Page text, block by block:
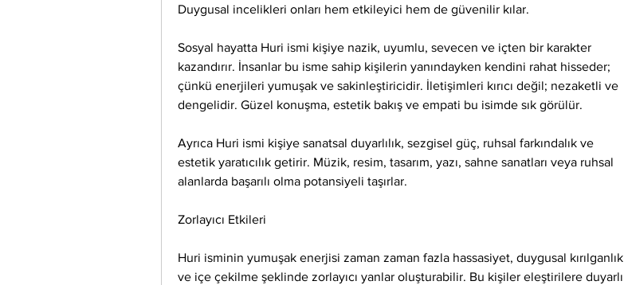
Duygusal incelikleri onları hem etkileyici hem de güvenilir kılar.
Sosyal hayatta Huri ismi kişiye nazik, uyumlu, sevecen ve içten bir karakter
kazandırır. İnsanlar bu isme sahip kişilerin yanındayken kendini rahat hisseder;
çünkü enerjileri yumuşak ve sakinleştiricidir. İletişimleri kırıcı değil; nezaketli ve
dengelidir. Güzel konuşma, estetik bakış ve empati bu isimde sık görülür.
Ayrıca Huri ismi kişiye sanatsal duyarlılık, sezgisel güç, ruhsal farkındalık ve
estetik yaratıcılık getirir. Müzik, resim, tasarım, yazı, sahne sanatları veya ruhsal
alanlarda başarılı olma potansiyeli taşırlar.
Zorlayıcı Etkileri
Huri isminin yumuşak enerjisi zaman zaman fazla hassasiyet, duygusal kırılganlık
ve içe çekilme şeklinde zorlayıcı yanlar oluşturabilir. Bu kişiler eleştirilere duyarlı